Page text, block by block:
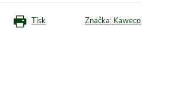
Tisk Značka: Kaweco